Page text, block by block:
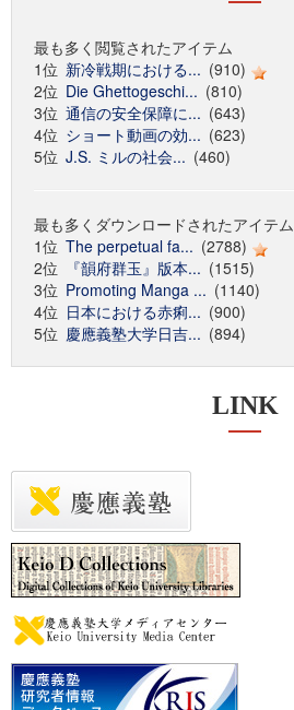
最も多く閲覧されたアイテム
1位 新冷戦期における... (910)
2位 Die Ghettogeschi... (810)
3位 通信の安全保障に... (643)
4位 ショート動画の効... (623)
5位 J.S. ミルの社会... (460)
最も多くダウンロードされたアイテム
1位 The perpetual fa... (2788)
2位
『韻府群玉』版本... (1515)
3位 Promoting Manga ... (1140)
4位 日本における赤痢... (900)
5位 慶應義塾大学日吉... (894)
LINK